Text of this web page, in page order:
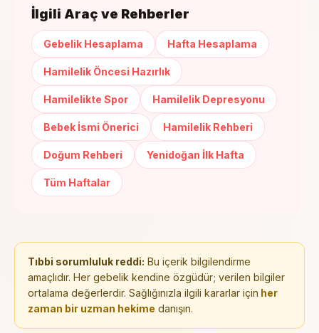
İlgili Araç ve Rehberler
Gebelik Hesaplama Hafta Hesaplama
Hamilelik Öncesi Hazırlık
Hamilelikte Spor Hamilelik Depresyonu
Bebek İsmi Önerici Hamilelik Rehberi
Doğum Rehberi Yenidoğan İlk Hafta
Tüm Haftalar
Tıbbi sorumluluk reddi: Bu içerik bilgilendirme
amaçlıdır. Her gebelik kendine özgüdür; verilen bilgiler
ortalama değerlerdir. Sağlığınızla ilgili kararlar için her
zaman bir uzman hekime danışın.